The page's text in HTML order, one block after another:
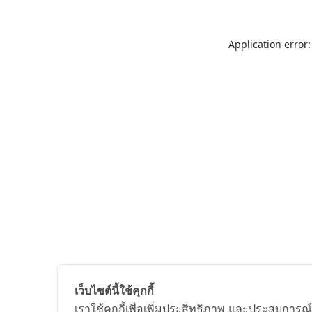
Application
เว็บไซต์นี้ใช้คุกกี้
เราใช้คุกกี้เพื่อเพิ่มประสิทธิภาพ และประสบกา